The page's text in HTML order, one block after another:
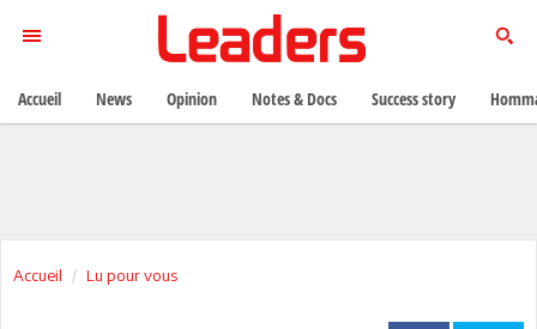
Accueil Lu pour vous
Accueil News Opinion Notes & Docs Success story